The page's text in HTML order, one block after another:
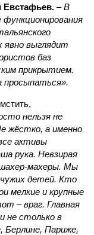
Евстафьев. –В
явно выглядит
баз
прикрытием.
просыпаться».
нельзя не
жёстко, а именно
активы
рука. Невзирая
шахер-махеры. Мы
детей. Кто
мелкие и крупные
– враг. Главная
не столько в
Берлине, Париже,